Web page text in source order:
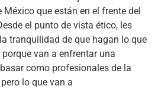
que están en el frente del
el punto de vista ético, les
tranquilidad de que hagan lo que
van a enfrentar una
como profesionales de la
lo que van a